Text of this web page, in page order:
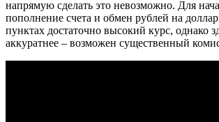
напрямую сделать это невозможно. Для
пополнение счета и обмен рублей на
пунктах достаточно высокий курс, однако
аккуратнее – возможен существенный